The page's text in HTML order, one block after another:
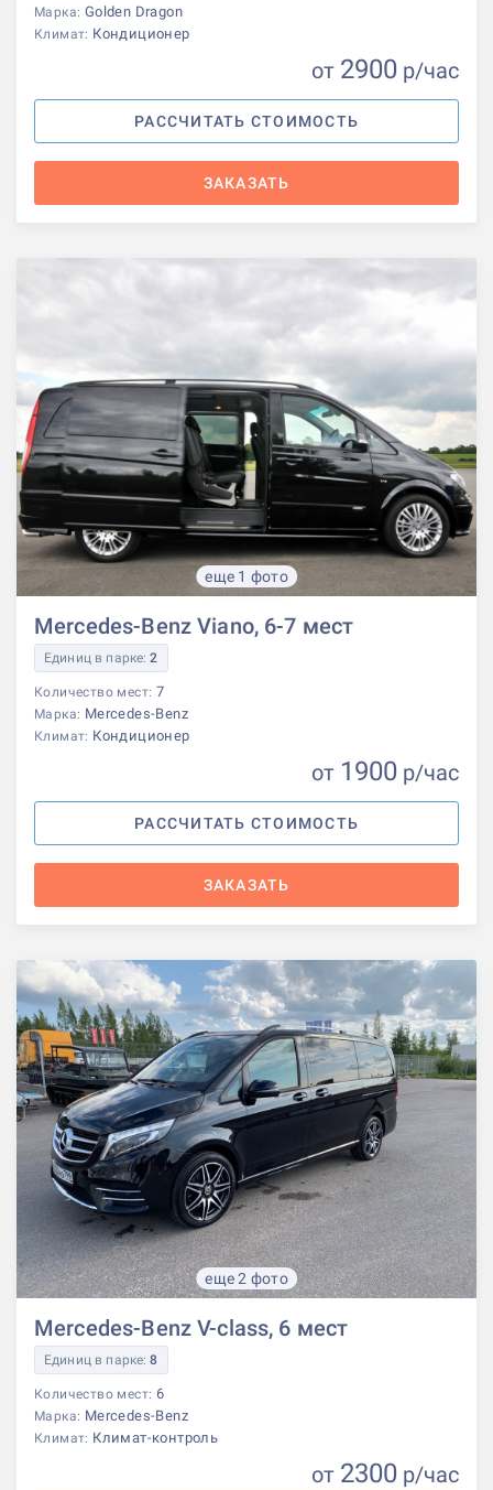
Марка: Golden Dragon
Климат: Кондиционер
от 2900 р/час
РАССЧИТАТЬ СТОИМОСТЬ
ЗАКАЗАТЬ
еще 1 фото
Mercedes-Benz Viano, 6-7 мест
Единиц в парке:2
Количество мест: 7
Марка: Mercedes-Benz
Климат: Кондиционер
от 1900 р/час
РАССЧИТАТЬ СТОИМОСТЬ
ЗАКАЗАТЬ
еще 2 фото
Mercedes-Benz V-class, 6 мест
Единиц в парке:8
Количество мест: 6
Марка: Mercedes-Benz
Климат: Климат-контроль
от 2300 р/час